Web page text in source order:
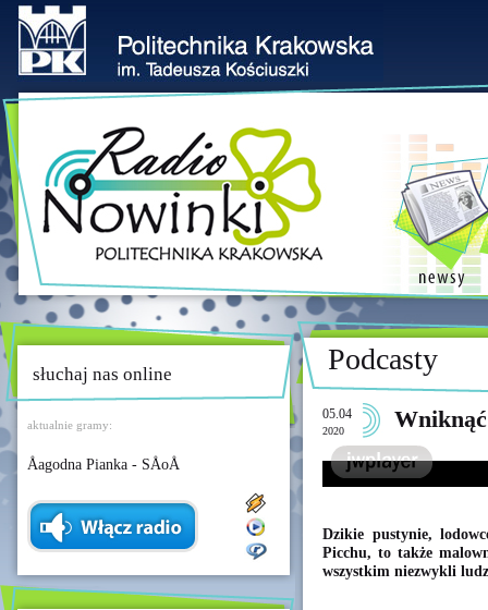
słuchaj nas online
aktualnie gramy:
Åagodna Pianka - SÅoÅ
Podcasty
05.04
2020
Dzikie pustynie,
Picchu, to także
wszystkim niezwykli